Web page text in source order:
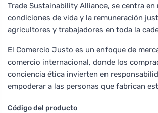
Trade Sustainability Alliance, se centra en
condiciones de vida y la remuneración
agricultores y trabajadores en toda la
El Comercio Justo es un enfoque de
comercio internacional, donde los
conciencia ética invierten en
empoderar a las personas que fabrican
Código del producto